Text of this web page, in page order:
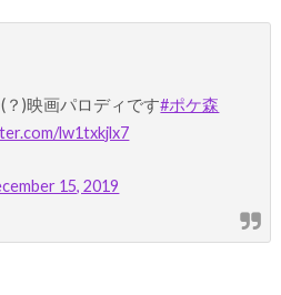
)映画パロディです#ポケ森
lw1txkjlx7
15, 2019